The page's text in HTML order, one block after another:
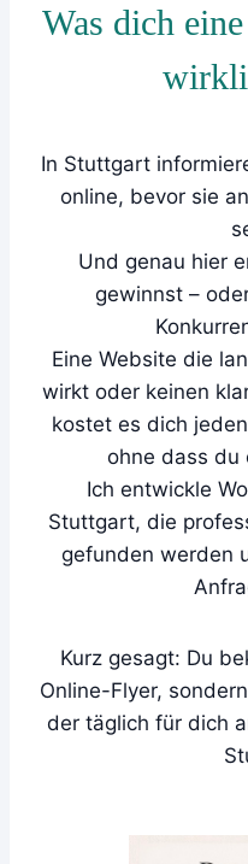
Was dich
In Stuttgart
online, bevor sie
Und genau hier
gewinnst –
Eine Website die
wirkt oder keinen
kostet es dich
ohne dass du
Ich entwickle
Stuttgart, die
gefunden werden
Kurz gesagt: Du
Online-Flyer,
der täglich für dich